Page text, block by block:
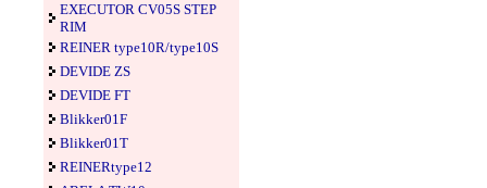
EXECUTOR CV05S STEP
RIM
REINER type10R/type10S
DEVIDE ZS
DEVIDE FT
Blikker01F
Blikker01T
REINERtype12